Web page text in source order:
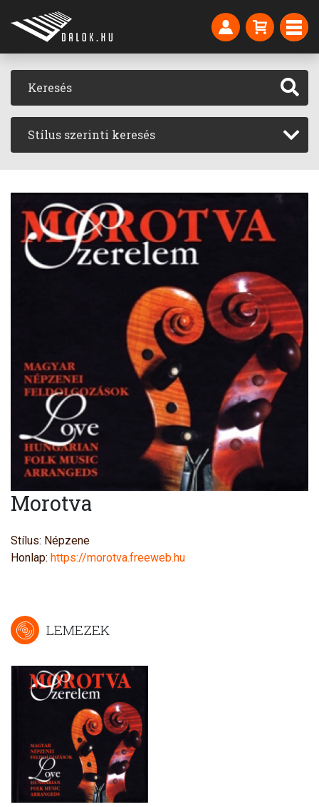
Stílus szerinti keresés
Morotva
Stílus: Népzene
Honlap: https://morotva.freeweb.hu
LEMEZEK